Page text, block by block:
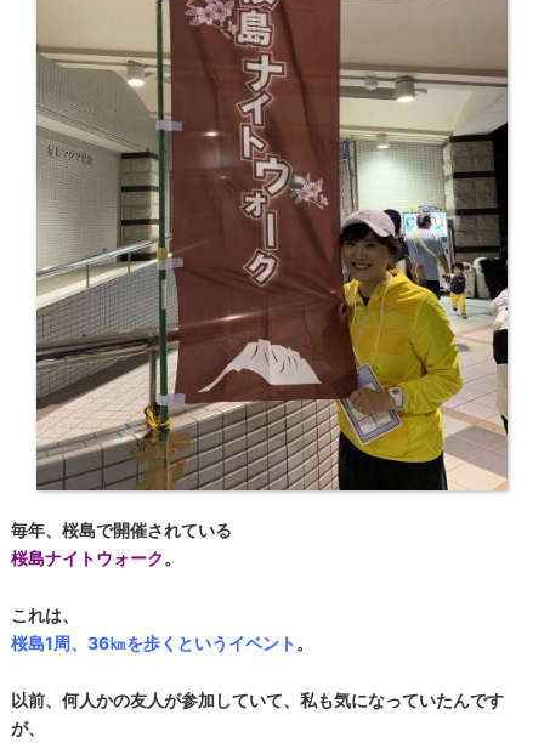
毎年、桜島で開催されている
桜島ナイトウォーク。
これは、
桜島1周、36㎞を歩くというイベント。
以前、何人かの友人が参加していて、私も気になっていたんです
が、